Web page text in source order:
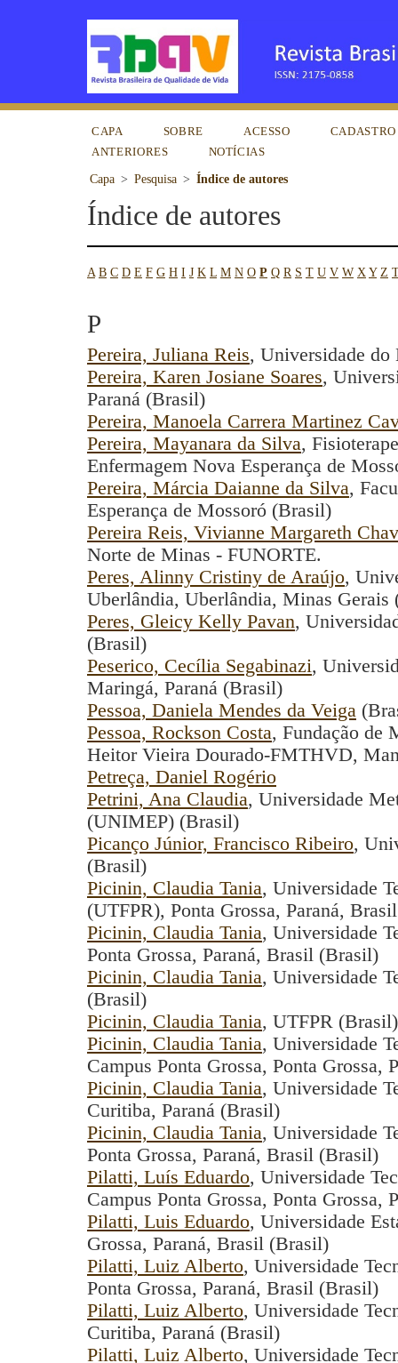
CAPA SOBRE ACESSO
CADASTRO
ANTERIORES
NOTÍCIAS
Capa > Pesquisa > Índice de autores
Índice de autores
A B C D E F G H I J K L M N O P Q R S T U V W X Y Z
P
Pereira, Juliana Reis, Universidade do
Pereira, Karen Josiane Soares,
Paraná (Brasil)
Pereira, Manoela Carrera Martinez
Pereira, Mayanara da Silva,
Enfermagem Nova Esperança de
Pereira, Márcia Daianne da Silva,
Esperança de Mossoró (Brasil)
Pereira Reis, Vivianne Margareth
Norte de Minas - FUNORTE.
Peres, Alinny Cristiny de Araújo,
Uberlândia, Uberlândia, Minas Gerais
Peres, Gleicy Kelly Pavan,
(Brasil)
Peserico, Cecília Segabinazi,
Maringá, Paraná (Brasil)
Pessoa, Daniela Mendes da Veiga
Pessoa, Rockson Costa, Fundação de
Heitor Vieira Dourado-FMTHVD,
Petreça, Daniel Rogério
Petrini, Ana Claudia, Universidade
(UNIMEP) (Brasil)
Picanço Júnior, Francisco Ribeiro,
(Brasil)
Picinin, Claudia Tania, Universidade
(UTFPR), Ponta Grossa, Paraná,
Picinin, Claudia Tania, Universidade
Ponta Grossa, Paraná, Brasil (Brasil)
Picinin, Claudia Tania, Universidade
(Brasil)
Picinin, Claudia Tania, UTFPR (Brasil)
Picinin, Claudia Tania, Universidade
Campus Ponta Grossa, Ponta Grossa,
Picinin, Claudia Tania, Universidade
Curitiba, Paraná (Brasil)
Picinin, Claudia Tania, Universidade
Ponta Grossa, Paraná, Brasil (Brasil)
Pilatti, Luís Eduardo, Universidade
Campus Ponta Grossa, Ponta Grossa,
Pilatti, Luis Eduardo, Universidade
Grossa, Paraná, Brasil (Brasil)
Pilatti, Luiz Alberto, Universidade
Ponta Grossa, Paraná, Brasil (Brasil)
Pilatti, Luiz Alberto, Universidade
Curitiba, Paraná (Brasil)
Pilatti, Luiz Alberto, Universidade